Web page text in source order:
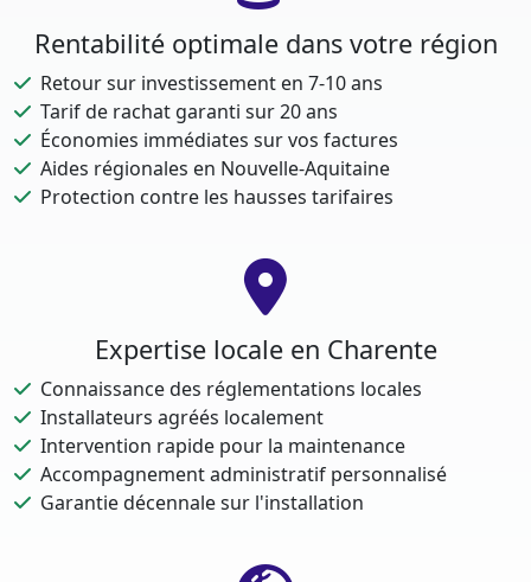
Rentabilité optimale dans votre région
Retour sur investissement en 7-10 ans
Tarif de rachat garanti sur 20 ans
Économies immédiates sur vos factures
Aides régionales en Nouvelle-Aquitaine
Protection contre les hausses tarifaires
Expertise locale en Charente
Connaissance des réglementations locales
Installateurs agréés localement
Intervention rapide pour la maintenance
Accompagnement administratif personnalisé
Garantie décennale sur l'installation